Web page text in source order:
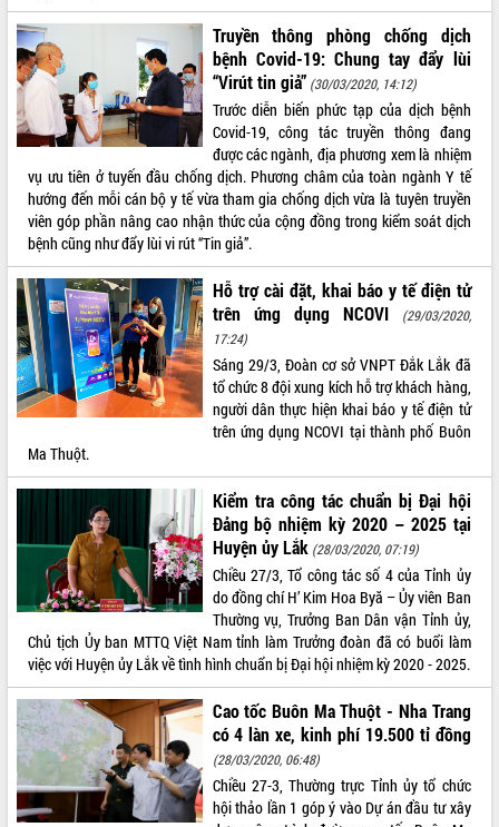
LIÊN KẾT WEB
THỐNG KÊ TRUY CẬP
Hôm nay: 1608
Tất cả:
66046931
Truyền thông phòng chống dịch
bệnh Covid-19: Chung tay đẩy lùi
“Virút tin giả” (30/03/2020, 14:12)
Trước diễn biến phức tạp của dịch bệnh
Covid-19, công tác truyền thông đang
được các ngành, địa phương xem là nhiệm
vụ ưu tiên ở tuyến đầu chống dịch. Phương châm của toàn ngành Y tế
hướng đến mỗi cán bộ y tế vừa tham gia chống dịch vừa là tuyên truyền
viên góp phần nâng cao nhận thức của cộng đồng trong kiểm soát dịch
bệnh cũng như đẩy lùi vi rút “Tin giả”.
Hỗ trợ cài đặt, khai báo y tế điện tử
trên ứng dụng NCOVI
(29/03/2020,
17:24)
Sáng 29/3, Đoàn cơ sở VNPT Đắk Lắk đã
tổ chức 8 đội xung kích hỗ trợ khách hàng,
người dân thực hiện khai báo y tế điện tử
trên ứng dụng NCOVI tại thành phố Buôn
Ma Thuột.
Kiểm tra công tác chuẩn bị Đại hội
Đảng bộ nhiệm kỳ 2020 – 2025 tại
Huyện ủy Lắk (28/03/2020, 07:19)
Chiều 27/3, Tổ công tác số 4 của Tỉnh ủy
do đồng chí H’ Kim Hoa Byă – Ủy viên Ban
Thường vụ, Trưởng Ban Dân vận Tỉnh ủy,
Chủ tịch Ủy ban MTTQ Việt Nam tỉnh làm Trưởng đoàn đã có buổi làm
việc với Huyện ủy Lắk về tình hình chuẩn bị Đại hội nhiệm kỳ 2020 - 2025.
Cao tốc Buôn Ma Thuột - Nha Trang
có 4 làn xe, kinh phí 19.500 tỉ đồng
(28/03/2020, 06:48)
Chiều 27-3, Thường trực Tỉnh ủy tổ chức
hội thảo lần 1 góp ý vào Dự án đầu tư xây